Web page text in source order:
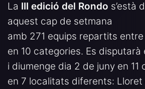
La III edició del Rondo s’està
aquest cap de setmana
amb 271 equips repartits
en 10 categories. Es disputarà
i diumenge dia 2 de juny en 11
en 7 localitats diferents: Lloret